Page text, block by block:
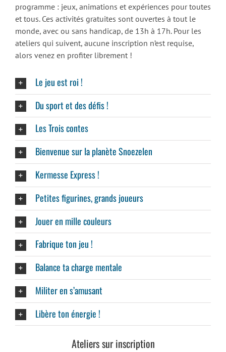
programme : jeux, animations et expériences pour toutes
et tous. Ces activités gratuites sont ouvertes à tout le
monde, avec ou sans handicap, de 13h à 17h. Pour les
ateliers qui suivent, aucune inscription n’est requise,
alors venez en profiter librement !
Le jeu est roi !
Du sport et des défis !
Les Trois contes
Bienvenue sur la planète Snoezelen
Kermesse Express !
Petites figurines, grands joueurs
Jouer en mille couleurs
Fabrique ton jeu !
Balance ta charge mentale
Militer en s’amusant
Libère ton énergie !
Ateliers sur inscription